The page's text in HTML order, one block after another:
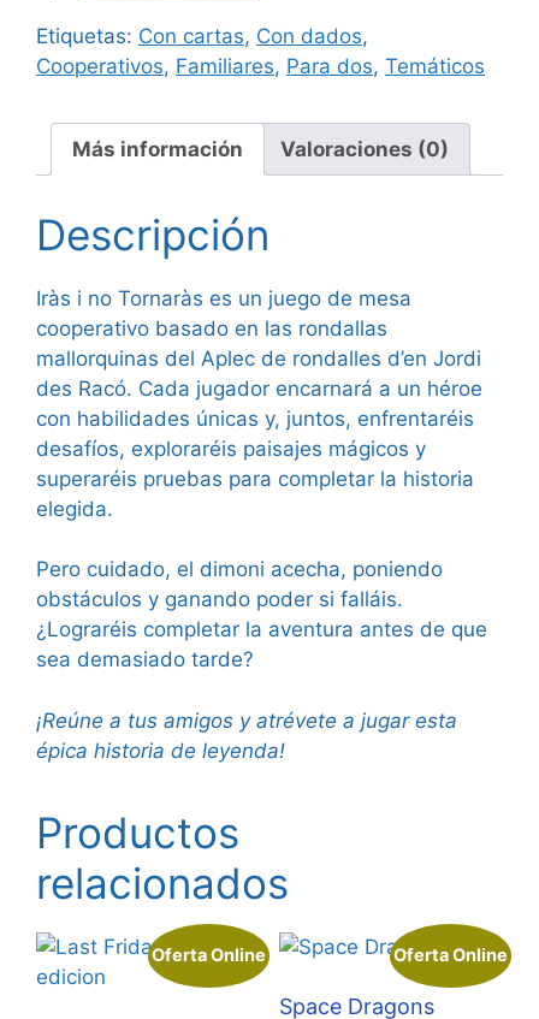
Etiquetas: Con cartas, Con dados,
Cooperativos, Familiares, Para dos, Temáticos
Más información Valoraciones (0)
Descripción
Iràs i no Tornaràs es un juego de mesa
cooperativo basado en las rondallas
mallorquinas del Aplec de rondalles d’en Jordi
des Racó. Cada jugador encarnará a un héroe
con habilidades únicas y, juntos, enfrentaréis
desafíos, exploraréis paisajes mágicos y
superaréis pruebas para completar la historia
elegida.
Pero cuidado, el dimoni acecha, poniendo
obstáculos y ganando poder si falláis.
¿Lograréis completar la aventura antes de que
sea demasiado tarde?
¡Reúne a tus amigos y atrévete a jugar esta
épica historia de leyenda!
Productos
relacionados
Oferta Online Oferta Online
Space Dragons